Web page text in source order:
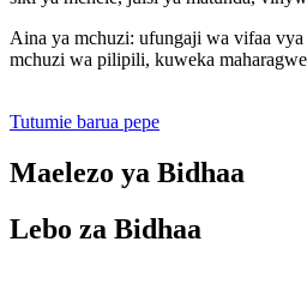
Aina ya mchuzi: ufungaji wa vifaa
mchuzi wa pilipili, kuweka
Tutumie barua pepe
Maelezo ya Bidhaa
Lebo za Bidhaa